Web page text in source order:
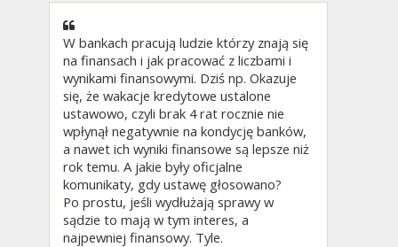
W bankach pracują ludzie którzy znają się
na finansach i jak pracować z liczbami i
wynikami finansowymi. Dziś np. Okazuje
się, że wakacje kredytowe ustalone
ustawowo, czyli brak 4 rat rocznie nie
wpłynął negatywnie na kondycję banków,
a nawet ich wyniki finansowe są lepsze niż
rok temu. A jakie były oficjalne
komunikaty, gdy ustawę głosowano?
Po prostu, jeśli wydłużają sprawy w
sądzie to mają w tym interes, a
najpewniej finansowy. Tyle.